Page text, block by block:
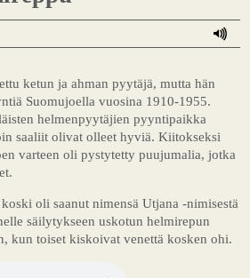
ketun ja ahman pyytäjä, mutta hän
Suomujoella vuosina 1910-1955.
helmenpyytäjien pyyntipaikka
saaliit olivat olleet hyviä. Kiitokseksi
varteen oli pystytetty puujumalia, jotka
oli saanut nimensä Utjana -nimisestä
säilytykseen uskotun helmirepun
kun toiset kiskoivat venettä kosken ohi.